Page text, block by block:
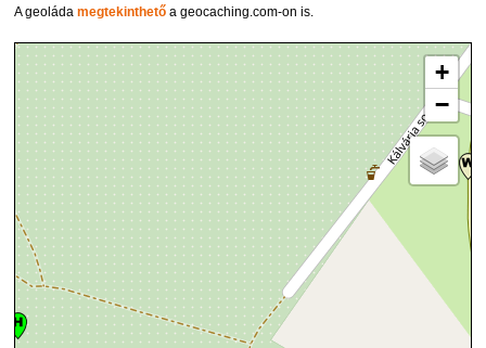
A geoládamegtekinthető a geocaching.com-on is.
+
−